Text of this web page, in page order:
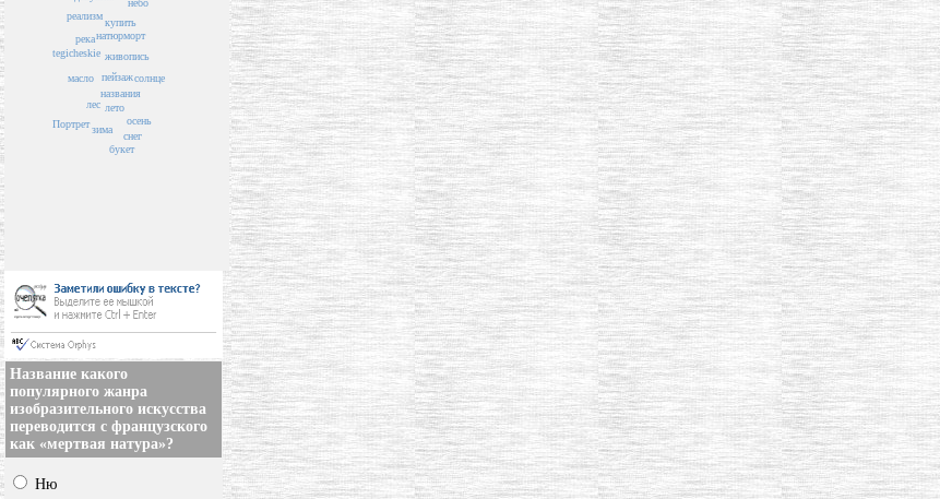
пейзаж
названия
живопись
лето
натюрморт
купить
солнце
лес
зима
осень
букет
масло
река
снег
tegicheskie
реализм
небо
Портрет
Название какого
популярного жанра
изобразительного искусства
переводится с французского
как «мертвая натура»?
Ню